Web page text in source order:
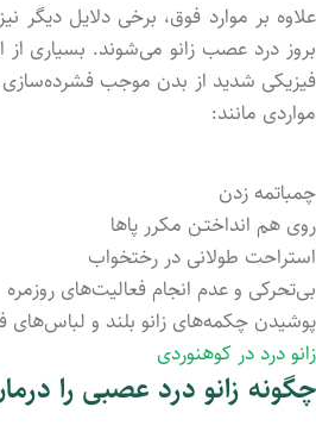
علاوه بر موارد فوق، برخی دلایل دیگر
بروز درد عصب زانو می‌شوند. بسیاری از
فیزیکی شدید از بدن موجب
مواردی مانند:
چمباتمه زد‌ن
روی هم انداختـن مکرر پاها
استراحت طولانی در رختخواب
بی‌تحرکی و عدم انجام فعالیت‌های روزمره
پوشید‌ن چکمه‌های زانو بلند و لباس‌های
زانو درد در کوهنوردی
چگونه زانو درد عصبی را